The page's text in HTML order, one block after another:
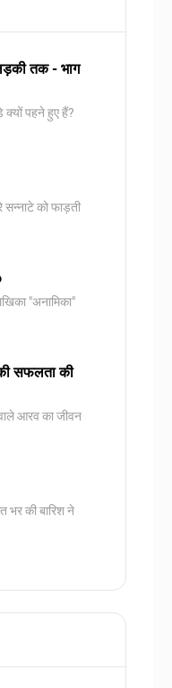
तक - भाग
पहने हुए हैं?
को फाड़ती
"अनामिका"
सफलता की
आरव का जीवन
भर की बारिश ने